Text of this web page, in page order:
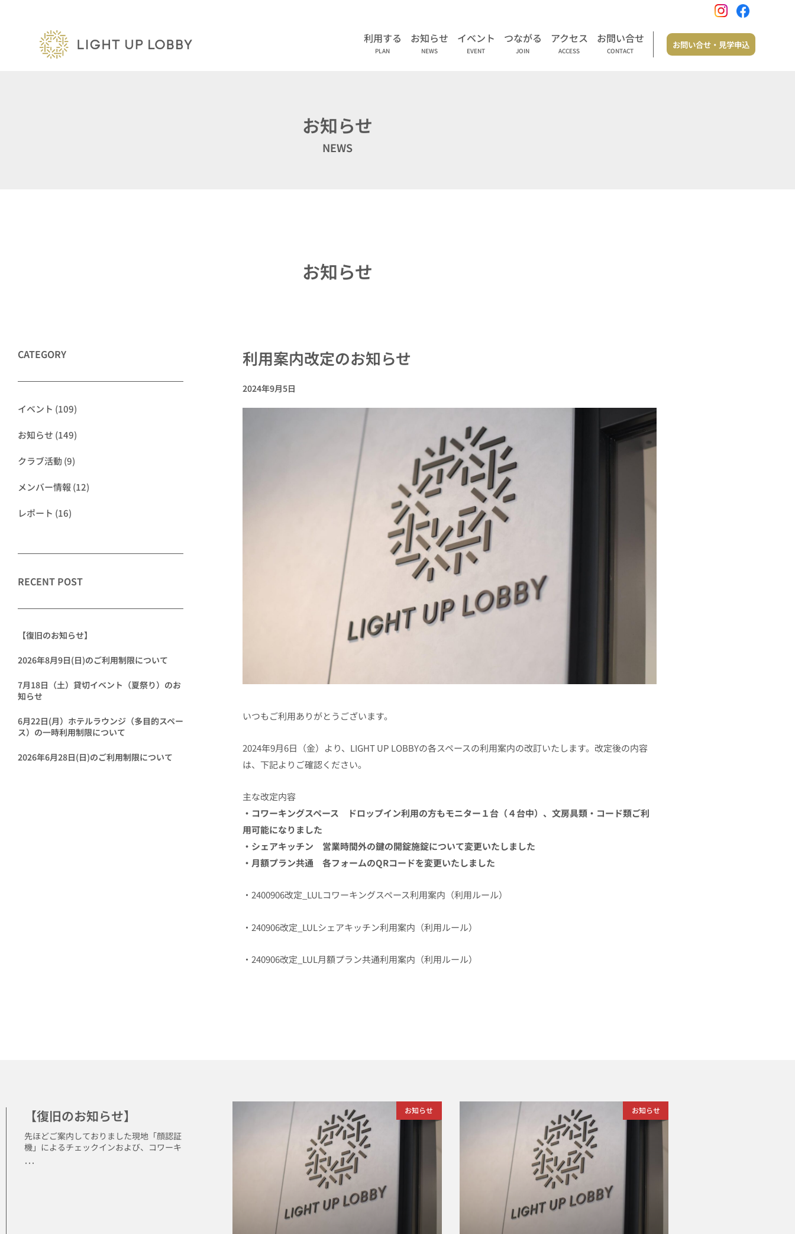
利用する
PLAN
お知らせ
NEWS
イベント
EVENT
つながる
JOIN
アクセス
ACCESS
お問い合せ
CONTACT
お問い合せ・見学申込
お知らせ
NEWS
お知らせ
CATEGORY
イベント (109)
お知らせ (149)
クラブ活動 (9)
メンバー情報 (12)
レポート (16)
RECENT POST
【復旧のお知らせ】
2026年8月9日(日)のご利用制限について
7月18日（土）貸切イベント（夏祭り）のお
知らせ
6月22日(月）ホテルラウンジ（多目的スペー
ス）の一時利用制限について
2026年6月28日(日)のご利用制限について
利用案内改定のお知らせ
2024年9月5日
いつもご利用ありがとうございます。
2024年9月6日（金）より、LIGHT UP LOBBYの各スペースの利用案内の改訂いたします。改定後の内容
は、下記よりご確認ください。
主な改定内容
・コワーキングスペース ドロップイン利用の方もモニター１台（４台中）、文房具類・コード類ご利
用可能になりました
・シェアキッチン 営業時間外の鍵の開錠施錠について変更いたしました
・月額プラン共通 各フォームのQRコードを変更いたしました
・2400906改定_LULコワーキングスペース利用案内（利用ルール）
・240906改定_LULシェアキッチン利用案内（利用ルール）
・240906改定_LUL月額プラン共通利用案内（利用ルール）
【復旧のお知らせ】
先ほどご案内しておりました現地「顔認証
機」によるチェックインおよび、コワーキ
･･･
お知らせ お知らせ